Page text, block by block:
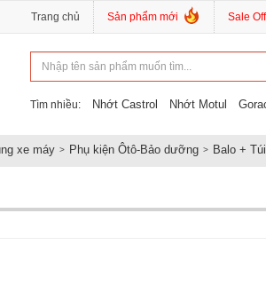
Trang chủ Sản phẩm mới Sale Off
Tìm nhiều: Nhớt Castrol Nhớt Motul
xe máy Phụ kiện Ôtô-Bảo dưỡng Balo +